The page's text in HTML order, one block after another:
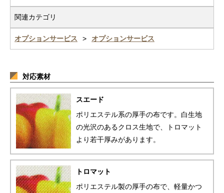
関連カテゴリ
オプションサービス オプションサービス
対応素材
スエード
ポリエステル系の厚手の布です。白生地
の光沢のあるクロス生地で、トロマット
より若干厚みがあります。
トロマット
ポリエステル製の厚手の布で、軽量かつ